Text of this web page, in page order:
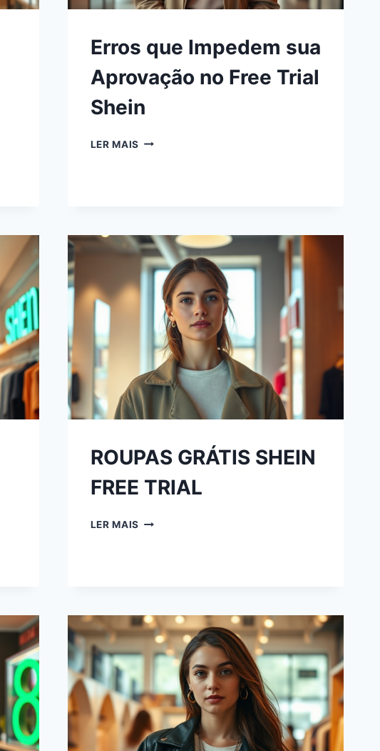
Erros que Impedem sua
Aprovação no Free Trial
Shein
LER MAIS
ROUPAS GRÁTIS SHEIN
FREE TRIAL
LER MAIS